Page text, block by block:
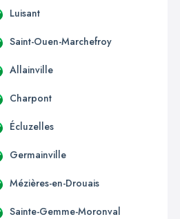
Luisant
Saint-Ouen-Marchefroy
Allainville
Charpont
Écluzelles
Germainville
Mézières-en-Drouais
Sainte-Gemme-Moronval